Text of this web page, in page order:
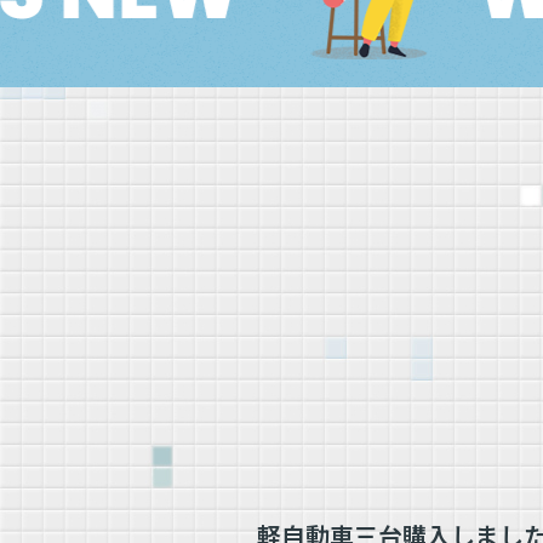
軽自動車三台購入しまし